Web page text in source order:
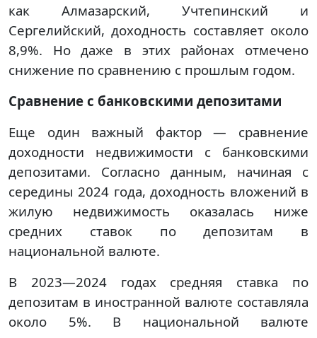
как Алмазарский, Учтепинский и
Сергелийский, доходность составляет около
8,9%. Но даже в этих районах отмечено
снижение по сравнению с прошлым годом.
Сравнение с банковскими депозитами
Еще один важный фактор — сравнение
доходности недвижимости с банковскими
депозитами. Согласно данным, начиная с
середины 2024 года, доходность вложений в
жилую недвижимость оказалась ниже
средних ставок по депозитам в
национальной валюте.
В 2023—2024 годах средняя ставка по
депозитам в иностранной валюте составляла
около 5%. В национальной валюте